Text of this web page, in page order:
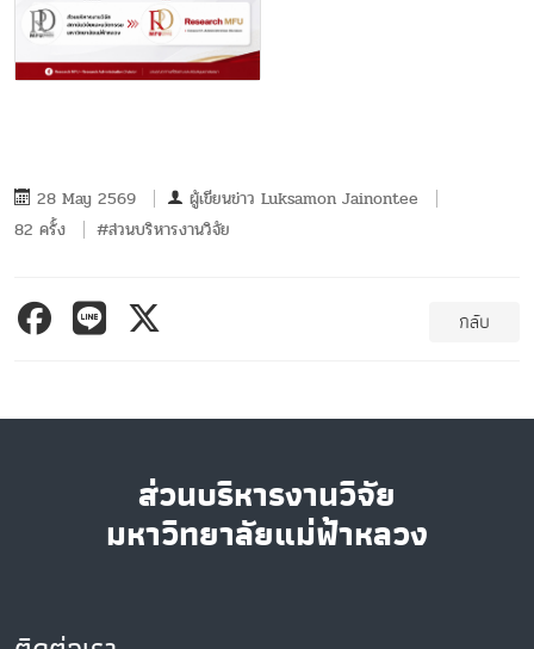
28 May 2569 ผู้เขียนข่าว Luksamon Jainontee
82 ครั้ง
#ส่วนบริหารงานวิจัย
กลับ
ส่วนบริหารงานวิจัย
มหาวิทยาลัยแม่ฟ้าหลวง